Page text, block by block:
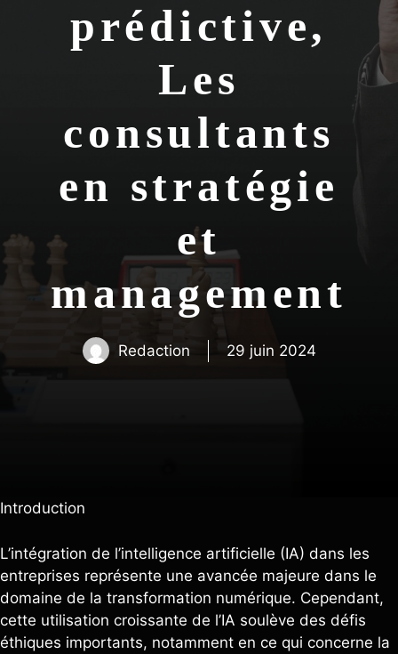
prédictive,
Les
consultants
en stratégie
et
management
Redaction 29 juin 2024
Introduction
L’intégration de l’intelligence artificielle (IA) dans les
entreprises représente une avancée majeure dans le
domaine de la transformation numérique. Cependant,
cette utilisation croissante de l’IA soulève des défis
éthiques importants, notamment en ce qui concerne la